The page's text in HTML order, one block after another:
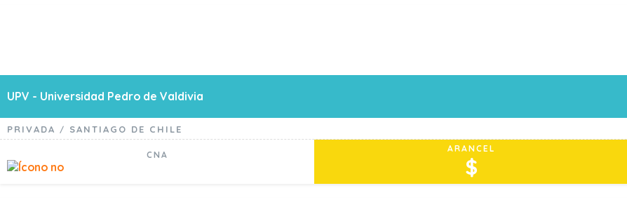
UPV - Universidad Pedro de Valdivia
PRIVADA / SANTIAGO DE CHILE
CNA
ARANCEL
$